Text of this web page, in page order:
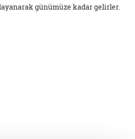
günümüze kadar gelirler.